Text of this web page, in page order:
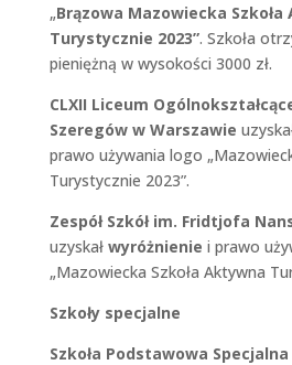
„Brązowa Mazowiecka Szkoła
Turystycznie 2023”. Szkoła
pieniężną w wysokości 3000 zł.
CLXII Liceum
Szeregów w Warszawie
prawo używania logo
Turystycznie 2023”.
Zespół Szkół im. Fridtjofa
uzyskał wyróżnienie i prawo
„Mazowiecka Szkoła Aktywna
Szkoły specjalne
Szkoła Podstawowa